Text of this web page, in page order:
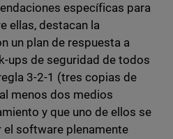
específicas para
ellas, destacan la
un plan de respuesta a
ups de seguridad de todos
3-2-1 (tres copias de
menos dos medios
y que uno de ellos se
el software plenamente